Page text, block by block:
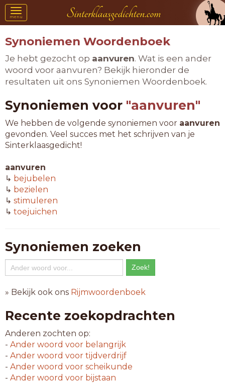
Toggle
navigation
menu
Synoniemen Woordenboek
Je hebt gezocht op aanvuren. Wat is een ander
woord voor aanvuren? Bekijk hieronder de
resultaten uit ons Synoniemen Woordenboek.
Synoniemen voor "aanvuren"
We hebben de volgende synoniemen voor aanvuren
gevonden. Veel succes met het schrijven van je
Sinterklaasgedicht!
aanvuren
↳ bejubelen
↳ bezielen
↳ stimuleren
↳ toejuichen
Synoniemen zoeken
» Bekijk ook ons Rijmwoordenboek
Recente zoekopdrachten
Anderen zochten op:
- Ander woord voor belangrijk
- Ander woord voor tijdverdrijf
- Ander woord voor scheikunde
- Ander woord voor bijstaan